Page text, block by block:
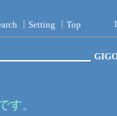
Setting Top
す。